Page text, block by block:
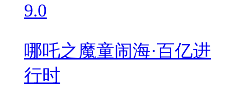
9.0
哪吒之魔童闹海·百亿进
行时